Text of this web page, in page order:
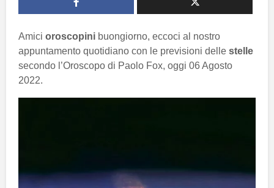
Amici oroscopini buongiorno, eccoci al nostro
appuntamento quotidiano con le previsioni delle stelle
secondo l’Oroscopo di Paolo Fox, oggi 06 Agosto
2022.